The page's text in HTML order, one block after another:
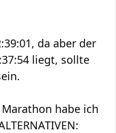
da aber der
liegt, sollte
habe ich